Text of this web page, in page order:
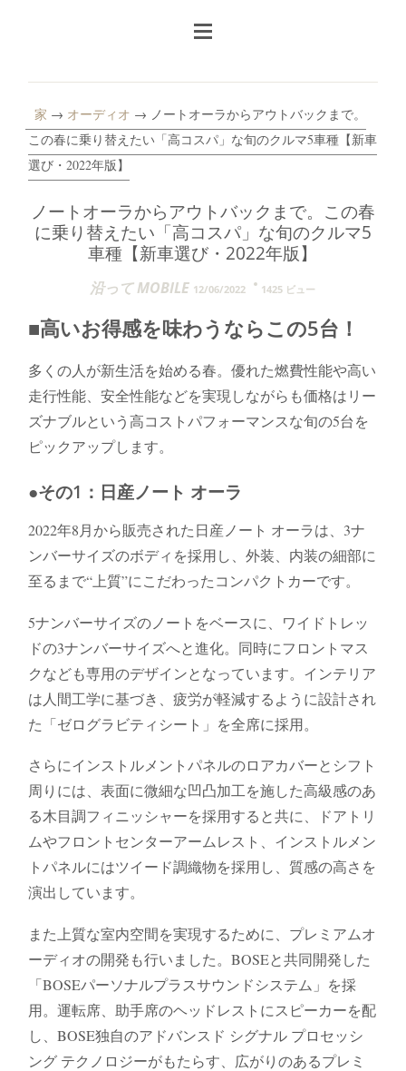
家 → オーディオ → ノートオーラからアウトバックまで。
この春に乗り替えたい「高コスパ」な旬のクルマ5車種【新車
選び・2022年版】
ノートオーラからアウトバックまで。この春
に乗り替えたい「高コスパ」な旬のクルマ5
車種【新車選び・2022年版】
沿って MOBILE 12/06/2022 1425 ビュー
■高いお得感を味わうならこの5台！
多くの人が新生活を始める春。優れた燃費性能や高い
走行性能、安全性能などを実現しながらも価格はリー
ズナブルという高コストパフォーマンスな旬の5台を
ピックアップします。
●その1：日産ノート オーラ
2022年8月から販売された日産ノート オーラは、3ナ
ンバーサイズのボディを採用し、外装、内装の細部に
至るまで“上質”にこだわったコンパクトカーです。
5ナンバーサイズのノートをベースに、ワイドトレッ
ドの3ナンバーサイズへと進化。同時にフロントマス
クなども専用のデザインとなっています。インテリア
は人間工学に基づき、疲労が軽減するように設計され
た「ゼログラビティシート」を全席に採用。
さらにインストルメントパネルのロアカバーとシフト
周りには、表面に微細な凹凸加工を施した高級感のあ
る木目調フィニッシャーを採用すると共に、ドアトリ
ムやフロントセンターアームレスト、インストルメン
トパネルにはツイード調織物を採用し、質感の高さを
演出しています。
また上質な室内空間を実現するために、プレミアムオ
ーディオの開発も行いました。BOSEと共同開発した
「BOSEパーソナルプラスサウンドシステム」を採
用。運転席、助手席のヘッドレストにスピーカーを配
し、BOSE独自のアドバンスド シグナル プロセッシ
ング テクノロジーがもたらす、広がりのあるプレミ